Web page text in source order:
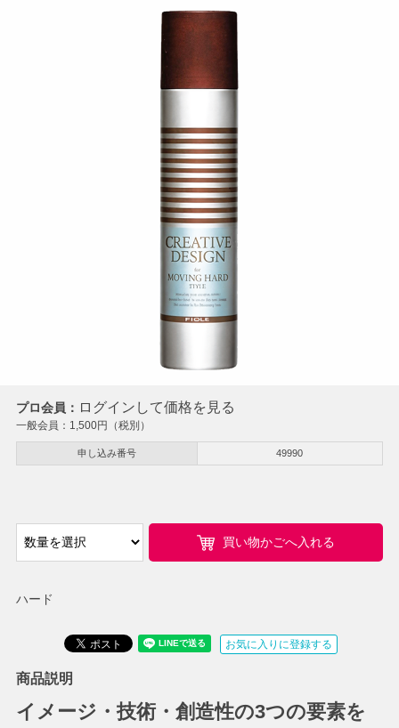
プロ会員： ログインして価格を見る
一般会員： 1,500円（税別）
申し込み番号 49990
ハード
買い物かごへ入れる
お気に入りに登録する
商品説明
イメージ・技術・創造性の3つの要素を